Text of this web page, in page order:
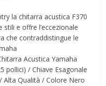
la chitarra acustica F370
e offre l’eccezionale
che contraddistingue le
Acustica Yamaha
pollici) / Chiave Esagonale
Qualità / Colore Nero